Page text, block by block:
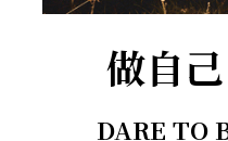
做自
DARE TO